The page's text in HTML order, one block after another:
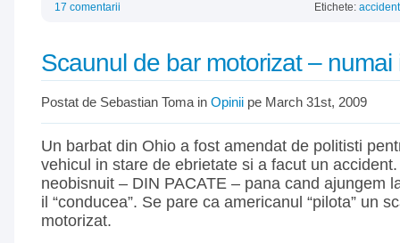
17 comentarii Etichete: accident
Scaunul de bar motorizat – numai
Postat de Sebastian Toma in Opinii pe March 31st, 2009
Un barbat din Ohio a fost amendat de politisti
vehicul in stare de ebrietate si a facut un
neobisnuit – DIN PACATE – pana cand ajungem
il “conducea”. Se pare ca americanul “pilota” un
motorizat.